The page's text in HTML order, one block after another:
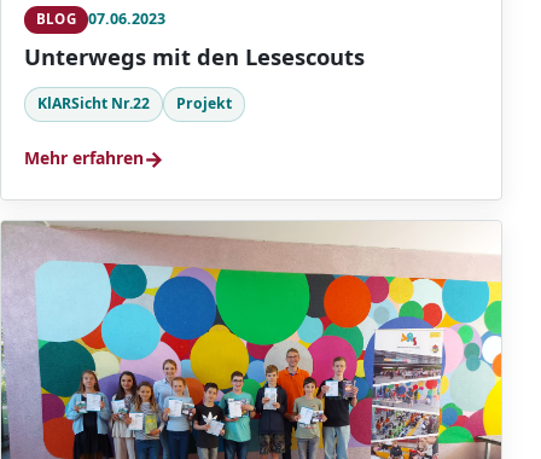
BLOG 07.06.2023
Unterwegs mit den Lesescouts
KlARSicht Nr.22 Projekt
Mehr erfahren→